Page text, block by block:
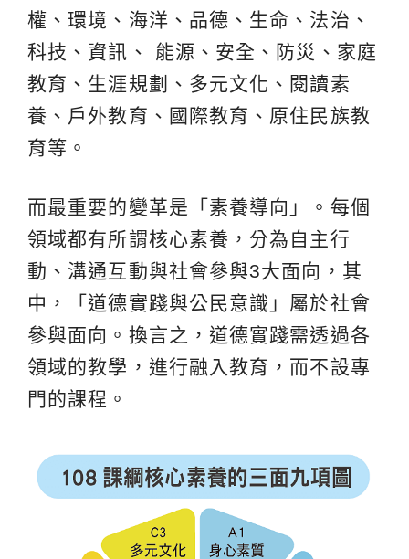
權、環境、海洋、品德、生命、法治、
科技、資訊、 能源、安全、防災、家庭
教育、生涯規劃、多元文化、閱讀素
養、戶外教育、國際教育、原住民族教
育等。
而最重要的變革是「素養導向」。每個
領域都有所謂核心素養，分為自主行
動、溝通互動與社會參與3大面向，其
中，「道德實踐與公民意識」屬於社會
參與面向。換言之，道德實踐需透過各
領域的教學，進行融入教育，而不設專
門的課程。